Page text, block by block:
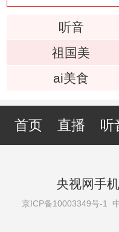
听音
祖国美
ai美食
首页 直播 听
央视网手
京ICP备10003349号-1